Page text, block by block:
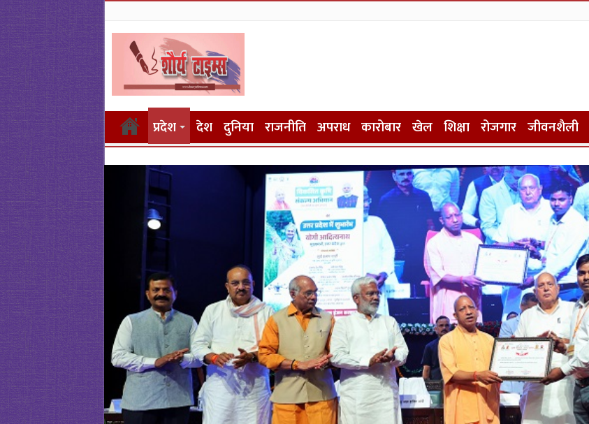
प्रदेश देश दुनिया राजनीति अपराध कारोबार खेल शिक्षा रोजगार जीवनशैली